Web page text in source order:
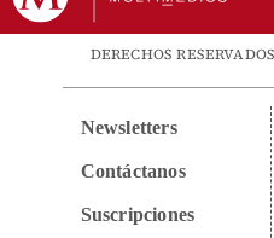
DERECHOS
Newsletters
Contáctanos
Suscripciones